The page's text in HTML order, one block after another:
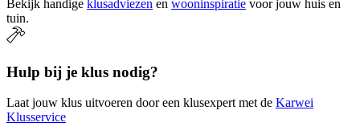
Bekijk handige klusadviezen en wooninspiratie voor jouw huis en
tuin.
Hulp bij je klus nodig?
Laat jouw klus uitvoeren door een klusexpert met de Karwei
Klusservice